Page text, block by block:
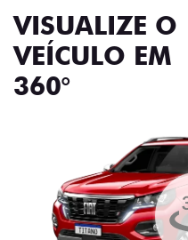
VISUALIZE O
VEÍCULO EM
360°